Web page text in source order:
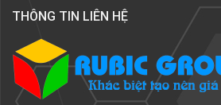
THÔNG TIN LIÊN HỆ